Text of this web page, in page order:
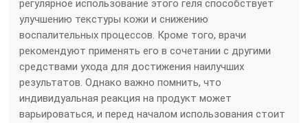
регулярное использование этого геля способствует
улучшению текстуры кожи и снижению
воспалительных процессов. Кроме того, врачи
рекомендуют применять его в сочетании с другими
средствами ухода для достижения наилучших
результатов. Однако важно помнить, что
индивидуальная реакция на продукт может
варьироваться, и перед началом использования стоит